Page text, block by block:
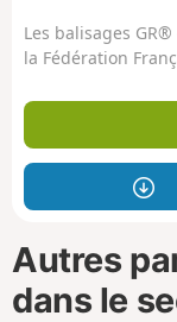
Les balisages
la Fédération
Autres
dans le